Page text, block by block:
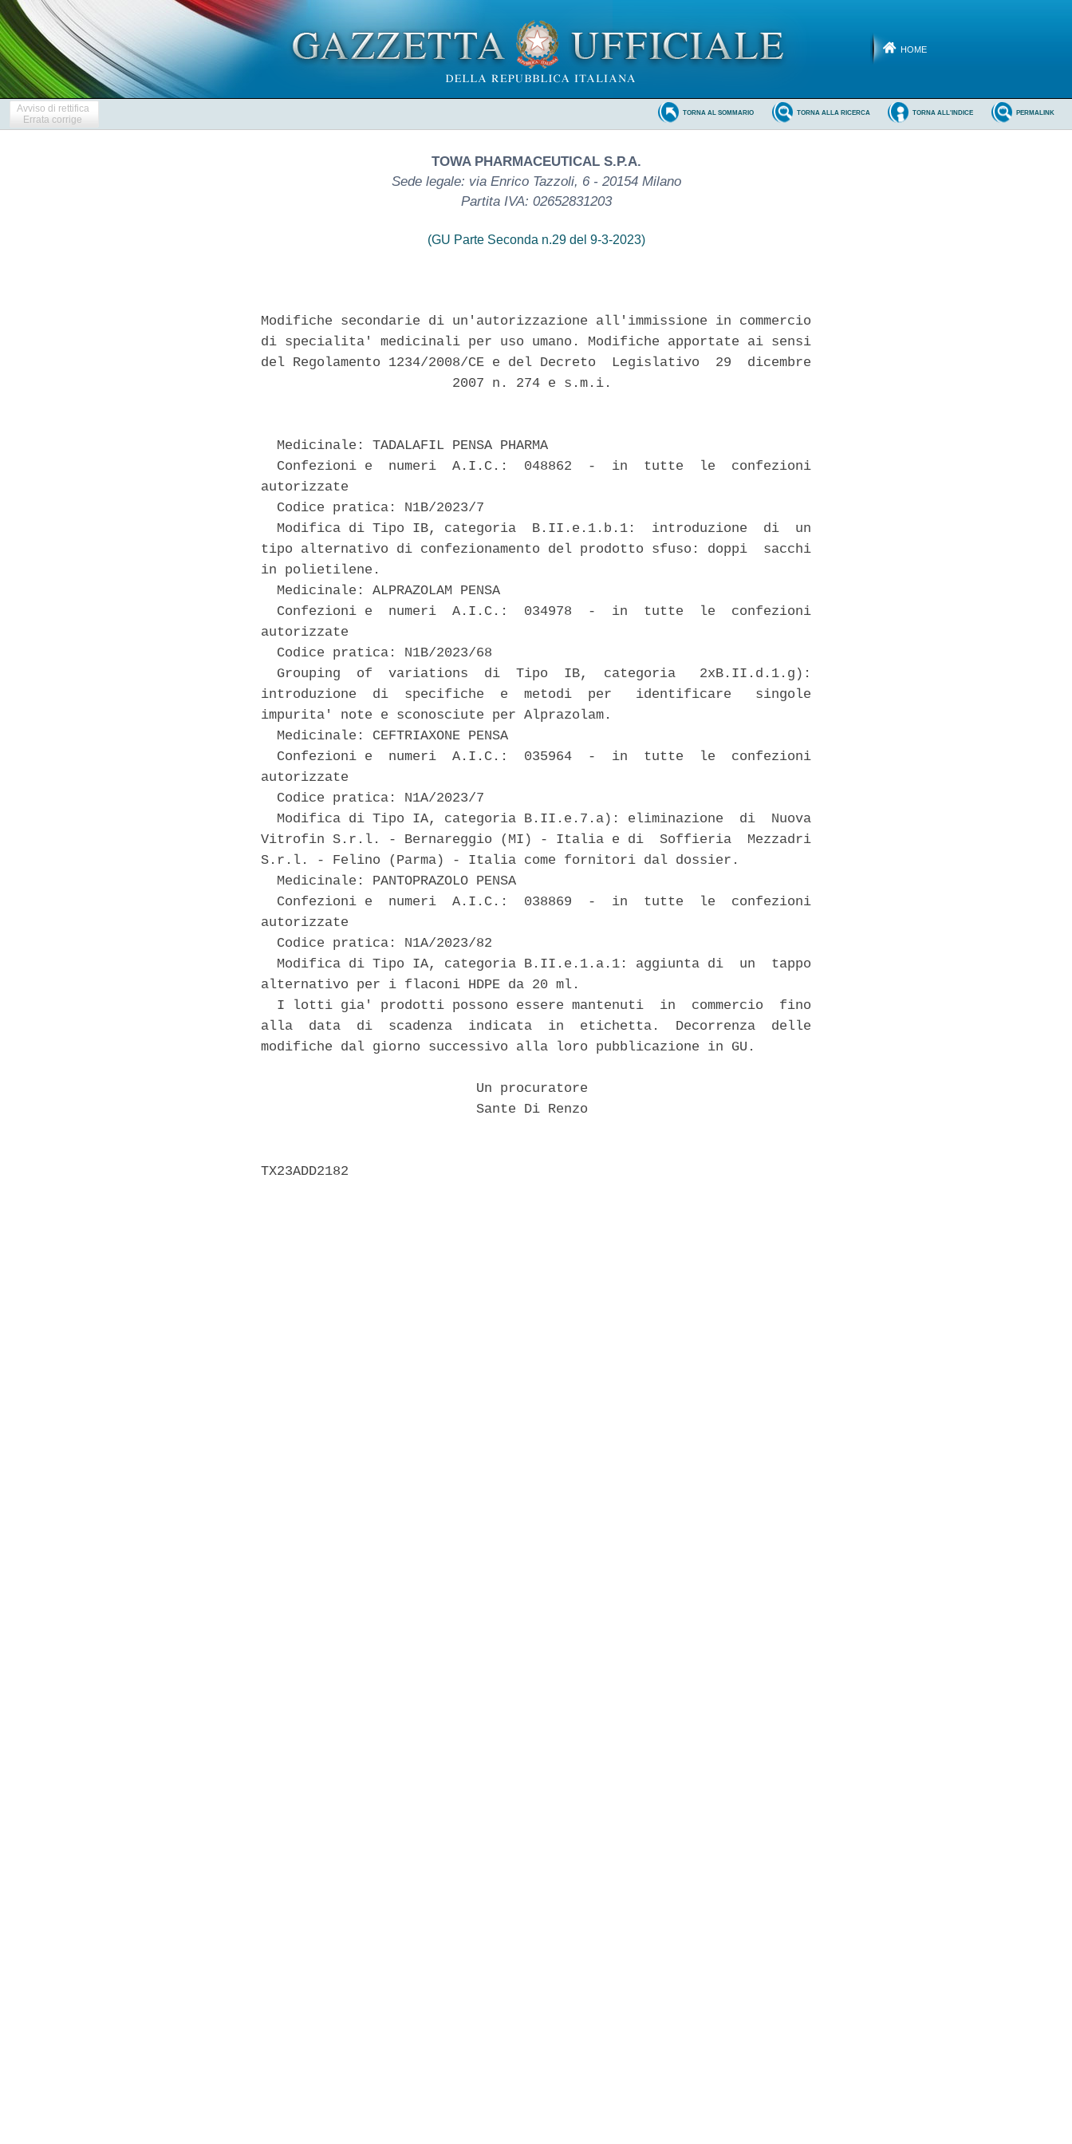
HOME
Avviso di rettifica
Errata corrige
PERMALINK
TORNA ALL'INDICE
TORNA ALLA RICERCA
TORNA AL SOMMARIO
TOWA PHARMACEUTICAL S.P.A.
Sede legale: via Enrico Tazzoli, 6 - 20154 Milano
Partita IVA: 02652831203
(GU Parte Seconda n.29 del 9-3-2023)
Modifiche secondarie di un'autorizzazione all'immissione in commercio
di specialita' medicinali per uso umano. Modifiche apportate ai sensi
del Regolamento 1234/2008/CE e del Decreto  Legislativo  29  dicembre
                        2007 n. 274 e s.m.i.
  Medicinale: TADALAFIL PENSA PHARMA
  Confezioni e  numeri  A.I.C.:  048862  -  in  tutte  le  confezioni
autorizzate
  Codice pratica: N1B/2023/7
  Modifica di Tipo IB, categoria  B.II.e.1.b.1:  introduzione  di  un
tipo alternativo di confezionamento del prodotto sfuso: doppi  sacchi
in polietilene.
  Medicinale: ALPRAZOLAM PENSA
  Confezioni e  numeri  A.I.C.:  034978  -  in  tutte  le  confezioni
autorizzate
  Codice pratica: N1B/2023/68
  Grouping  of  variations  di  Tipo  IB,  categoria   2xB.II.d.1.g):
introduzione  di  specifiche  e  metodi  per   identificare   singole
impurita' note e sconosciute per Alprazolam.
  Medicinale: CEFTRIAXONE PENSA
  Confezioni e  numeri  A.I.C.:  035964  -  in  tutte  le  confezioni
autorizzate
  Codice pratica: N1A/2023/7
  Modifica di Tipo IA, categoria B.II.e.7.a): eliminazione  di  Nuova
Vitrofin S.r.l. - Bernareggio (MI) - Italia e di  Soffieria  Mezzadri
S.r.l. - Felino (Parma) - Italia come fornitori dal dossier.
  Medicinale: PANTOPRAZOLO PENSA
  Confezioni e  numeri  A.I.C.:  038869  -  in  tutte  le  confezioni
autorizzate
  Codice pratica: N1A/2023/82
  Modifica di Tipo IA, categoria B.II.e.1.a.1: aggiunta di  un  tappo
alternativo per i flaconi HDPE da 20 ml.
  I lotti gia' prodotti possono essere mantenuti  in  commercio  fino
alla  data  di  scadenza  indicata  in  etichetta.  Decorrenza  delle
modifiche dal giorno successivo alla loro pubblicazione in GU.
                           Un procuratore
                           Sante Di Renzo